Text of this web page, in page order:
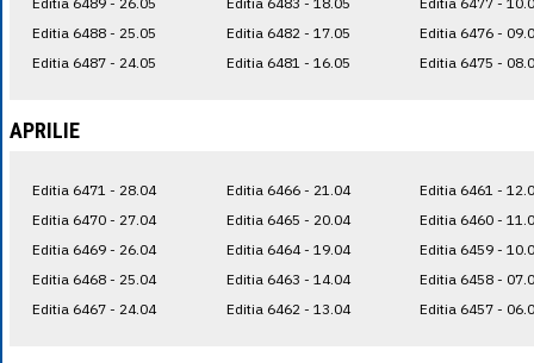
Editia 6488 - 25.05
Editia 6487 - 24.05
Editia 6482 - 17.05
Editia 6481 - 16.05
Editia 6476 -
Editia 6475 -
APRILIE
Editia 6471 - 28.04
Editia 6470 - 27.04
Editia 6469 - 26.04
Editia 6468 - 25.04
Editia 6467 - 24.04
Editia 6466 - 21.04
Editia 6465 - 20.04
Editia 6464 - 19.04
Editia 6463 - 14.04
Editia 6462 - 13.04
Editia 6461 -
Editia 6460 -
Editia 6459 -
Editia 6458 -
Editia 6457 -